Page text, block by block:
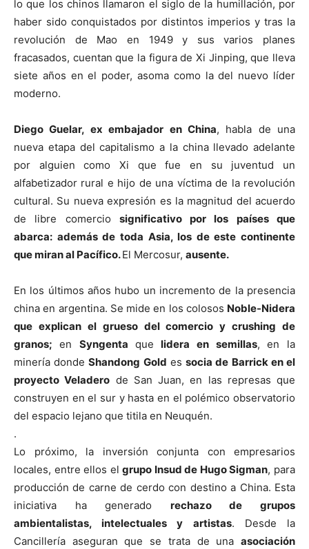
lo que los chinos llamaron el siglo de la humillación, por
haber sido conquistados por distintos imperios y tras la
revolución de Mao en 1949 y sus varios planes
fracasados, cuentan que la figura de Xi Jinping, que lleva
siete años en el poder, asoma como la del nuevo líder
moderno.
Diego Guelar, ex embajador en China, habla de una
nueva etapa del capitalismo a la china llevado adelante
por alguien como Xi que fue en su juventud un
alfabetizador rural e hijo de una víctima de la revolución
cultural. Su nueva expresión es la magnitud del acuerdo
de libre comercio significativo por los países que
abarca: además de toda Asia, los de este continente
que miran al Pacífico.El Mercosur, ausente.
En los últimos años hubo un incremento de la presencia
china en argentina. Se mide en los colosos Noble-Nidera
que explican el grueso del comercio y crushing de
granos; en Syngenta que lidera en semillas, en la
minería dondeShandong Gold essocia de Barrick en el
proyecto Veladero de San Juan, en las represas que
construyen en el sur y hasta en el polémico observatorio
del espacio lejano que titila en Neuquén.
.
Lo próximo, la inversión conjunta con empresarios
locales, entre ellos elgrupo Insud de Hugo Sigman, para
producción de carne de cerdo con destino a China. Esta
iniciativa ha generado rechazo de grupos
ambientalistas, intelectuales y artistas. Desde la
Cancillería aseguran que se trata de una asociación